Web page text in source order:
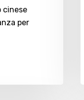
cinese
per